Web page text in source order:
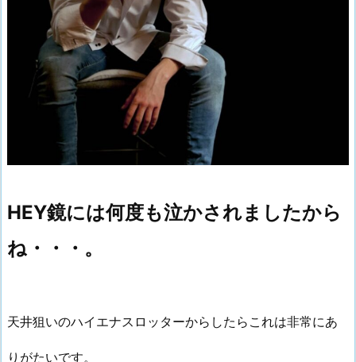
HEY鏡には何度も泣かされましたから
ね・・・。
天井狙いのハイエナスロッターからしたらこれは非常にあ
りがたいです。